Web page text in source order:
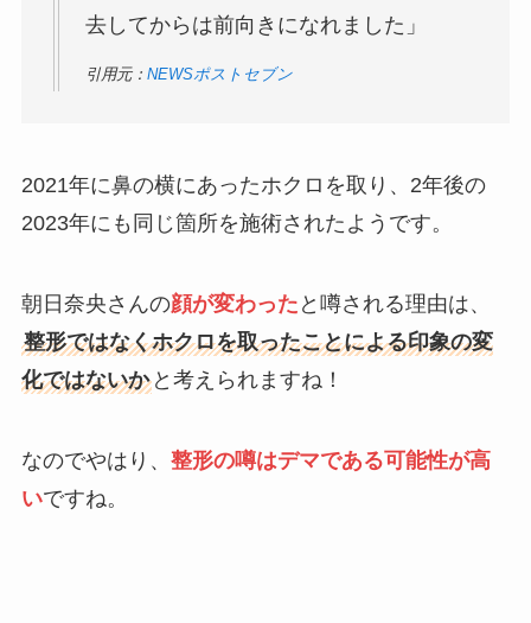
去してからは前向きになれました」
引用元： NEWSポストセブン
2021年に鼻の横にあったホクロを取り、2年後の
2023年にも同じ箇所を施術されたようです。
朝日奈央さんの顔が変わった と噂される理由は、
整形ではなくホクロを取ったことによる印象の変
化ではないかと考えられますね！
なのでやはり、 整形の噂はデマである可能性が高
いですね。